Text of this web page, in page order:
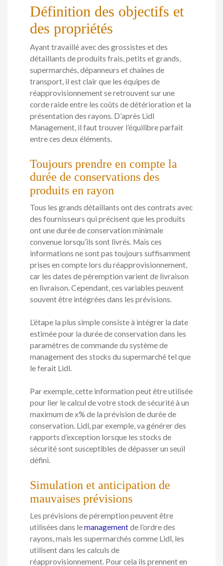
Définition des objectifs et
des propriétés
Ayant travaillé avec des grossistes et des
détaillants de produits frais, petits et grands,
supermarchés, dépanneurs et chaînes de
transport, il est clair que les équipes de
réapprovisionnement se retrouvent sur une
corde raide entre les coûts de détérioration et la
présentation des rayons. D’après Lidl
Management, il faut trouver l’équilibre parfait
entre ces deux éléments.
Toujours prendre en compte la
durée de conservations des
produits en rayon
Tous les grands détaillants ont des contrats avec
des fournisseurs qui précisent que les produits
ont une durée de conservation minimale
convenue lorsqu’ils sont livrés. Mais ces
informations ne sont pas toujours suffisamment
prises en compte lors du réapprovisionnement,
car les dates de péremption varient de livraison
en livraison. Cependant, ces variables peuvent
souvent être intégrées dans les prévisions.
L’étape la plus simple consiste à intégrer la date
estimée pour la durée de conservation dans les
paramètres de commande du système de
management des stocks du supermarché tel que
le ferait Lidl.
Par exemple, cette information peut être utilisée
pour lier le calcul de votre stock de sécurité à un
maximum de x% de la prévision de durée de
conservation. Lidl, par exemple, va générer des
rapports d’exception lorsque les stocks de
sécurité sont susceptibles de dépasser un seuil
défini.
Simulation et anticipation de
mauvaises prévisions
Les prévisions de péremption peuvent être
utilisées dans lemanagementde l’ordre des
rayons, mais les supermarchés comme Lidl, les
utilisent dans les calculs de
réapprovisionnement. Pour cela ils prennent en